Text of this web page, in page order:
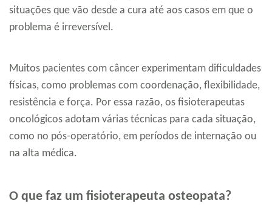
situações que vão desde a cura até aos casos em que o
problema é irreversível.
Muitos pacientes com câncer experimentam dificuldades
físicas, como problemas com coordenação, flexibilidade,
resistência e força. Por essa razão, os fisioterapeutas
oncológicos adotam várias técnicas para cada situação,
como no pós-operatório, em períodos de internação ou
na alta médica.
O que faz um fisioterapeuta osteopata?